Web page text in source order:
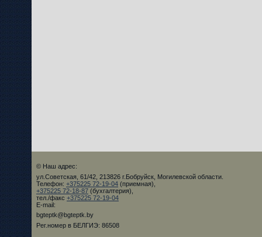
© Наш адрес:
ул.Советская, 61/42, 213826 г.Бобруйск, Могилевской области.
Телефон: +375225 72-19-04 (приемная),
+375225 72-18-87 (бухгалтерия),
тел./факс +375225 72-19-04
E-mail:
bgteptk@bgteptk.by
Рег.номер в БЕЛГИЭ: 86508